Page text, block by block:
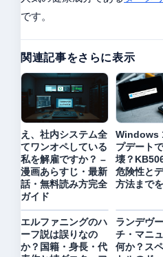
です。
関連記事をさらに表示
え、社内システム全
てワンオペしている
私を解雇ですか？ –
漫画あらすじ・最新
話・無料読み方完全
ガイド
Windows
プデート
壊？
危険性と
方法まで
エルファニングのハ
ーフ説は誤りなの
か？国籍・身長・代
ランデヴ
チ・マニ
何か？ス